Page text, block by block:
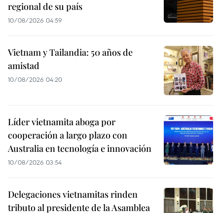
regional de su país
10/08/2026 04:59
Vietnam y Tailandia: 50 años de
amistad
10/08/2026 04:20
Líder vietnamita aboga por
cooperación a largo plazo con
Australia en tecnología e innovación
10/08/2026 03:54
Delegaciones vietnamitas rinden
tributo al presidente de la Asamblea